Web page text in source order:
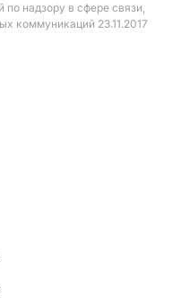
надзору в сфере связи,
коммуникаций 23.11.2017